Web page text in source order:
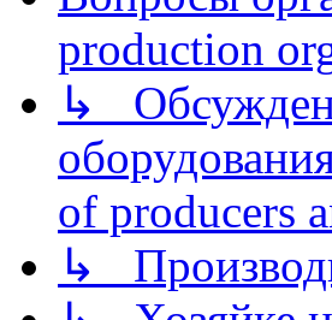
production
↳
of producers
↳